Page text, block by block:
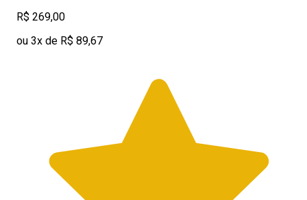
R$ 269,00
ou 3x de R$ 89,67